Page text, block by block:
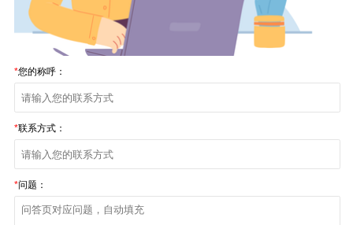
*您的称呼：
*联系方式：
*问题：